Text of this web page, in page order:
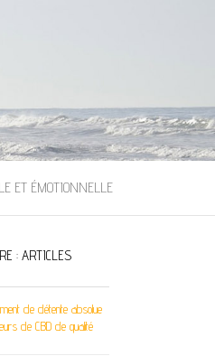
ET ÉMOTIONNELLE
: ARTICLES
de détente absolue
de CBD de qualité